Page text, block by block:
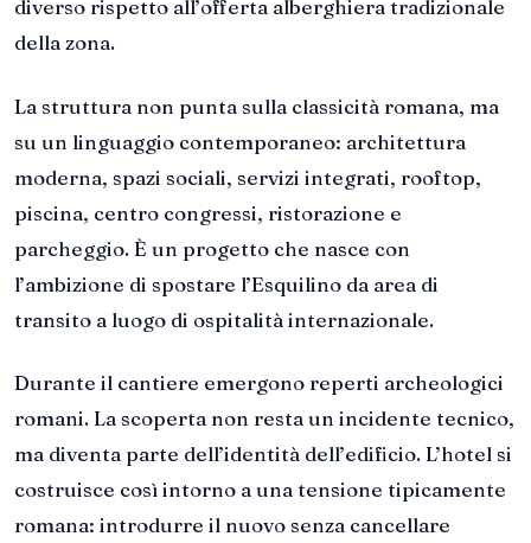
diverso rispetto all’offerta alberghiera tradizionale
della zona.
La struttura non punta sulla classicità romana, ma
su un linguaggio contemporaneo: architettura
moderna, spazi sociali, servizi integrati, rooftop,
piscina, centro congressi, ristorazione e
parcheggio. È un progetto che nasce con
l’ambizione di spostare l’Esquilino da area di
transito a luogo di ospitalità internazionale.
Durante il cantiere emergono reperti archeologici
romani. La scoperta non resta un incidente tecnico,
ma diventa parte dell’identità dell’edificio. L’hotel si
costruisce così intorno a una tensione tipicamente
romana: introdurre il nuovo senza cancellare